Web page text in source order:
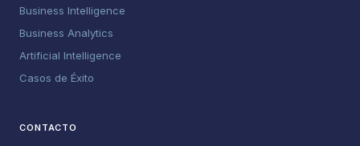
Business Intelligence
Business Analytics
Artificial Intelligence
Casos de Éxito
CONTACTO